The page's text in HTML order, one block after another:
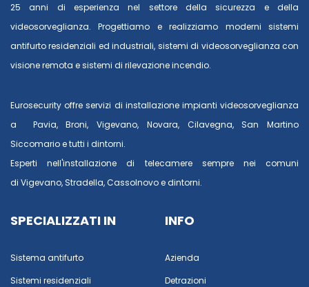
25 anni di esperienza nel settore della sicurezza e della
videosorveglianza. Progettiamo e realizziamo moderni sistemi
antifurto residenziali ed industriali, sistemi di videosorveglianza con
visione remota e sistemi di rilevazione incendio.
Eurosecurity offre servizi di installazione impianti videosorveglianza
a
Pavia,Broni, Vigevano, Novara, Cilavegna, San Martino
Siccomarioe tutti i dintorni.
Esperti nell'installazione di telecamere sempre nei comuni
di Vigevano, Stradella,Cassolnovoe dintorni.
SPECIALIZZATI IN
Sistema antifurto
Sistemi residenziali
INFO
Azienda
Detrazioni